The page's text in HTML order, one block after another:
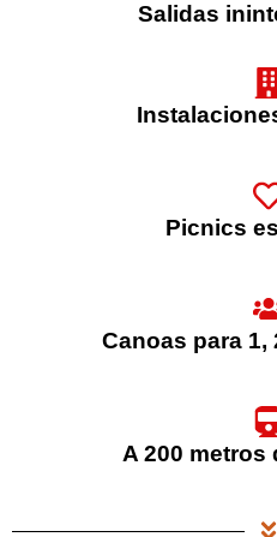
Salidas
Picnics
Canoas para 1,
A 200 metros